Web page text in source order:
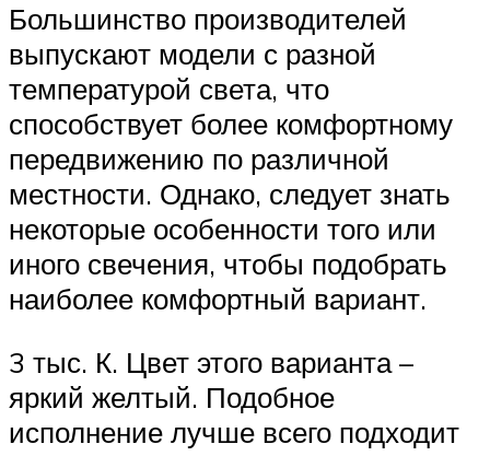
Большинство производителей
выпускают модели с разной
температурой света, что
способствует более комфортному
передвижению по различной
местности. Однако, следует знать
некоторые особенности того или
иного свечения, чтобы подобрать
наиболее комфортный вариант.
3 тыс. К. Цвет этого варианта –
яркий желтый. Подобное
исполнение лучше всего подходит